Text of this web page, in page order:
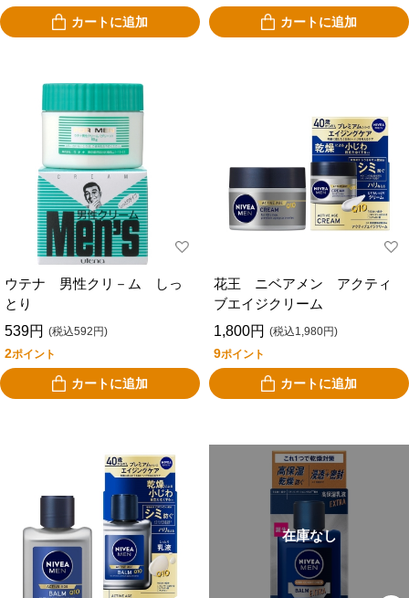
カートに追加 カートに追加
ウテナ 男性クリ－ム しっ
とり
539円 (税込592円)
2ポイント
カートに追加
花王 ニベアメン アクティ
ブエイジクリーム
1,800円 (税込1,980円)
9ポイント
カートに追加
在庫なし